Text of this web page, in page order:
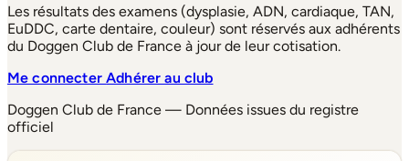
Les résultats des examens (dysplasie, ADN, cardiaque, TAN,
EuDDC, carte dentaire, couleur) sont réservés aux adhérents
du Doggen Club de France à jour de leur cotisation.
Me connecterAdhérer au club
Doggen Club de France — Données issues du registre
officiel